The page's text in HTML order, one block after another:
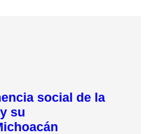
social de la
su